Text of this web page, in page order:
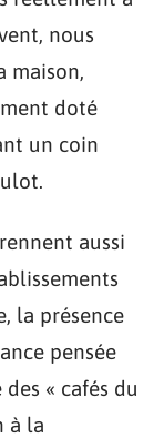
nous
maison,
doté
un coin
aussi
la présence
pensée
« cafés du
à la